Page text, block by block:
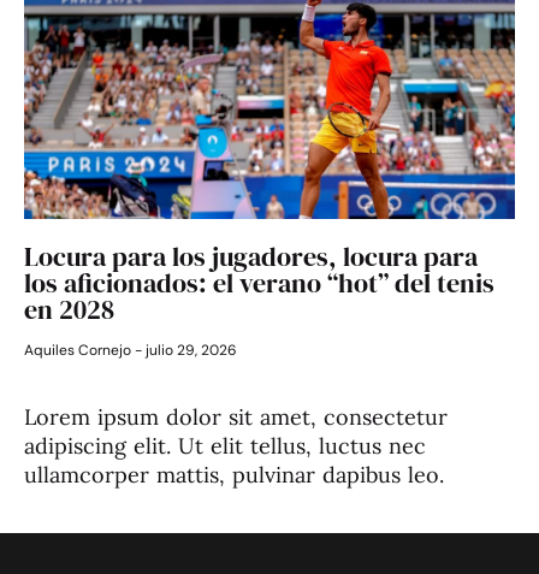
Locura para los jugadores, locura para
los aficionados: el verano “hot” del tenis
en 2028
Aquiles Cornejo julio 29, 2026
Lorem ipsum dolor sit amet, consectetur
adipiscing elit. Ut elit tellus, luctus nec
ullamcorper mattis, pulvinar dapibus leo.